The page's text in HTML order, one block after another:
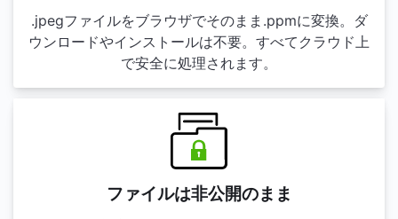
.jpegファイルをブラウザでそのまま.ppmに変換。ダ
ウンロードやインストールは不要。すべてクラウド上
で安全に処理されます。
ファイルは非公開のまま